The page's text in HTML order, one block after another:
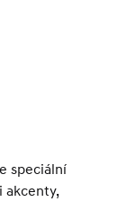
speciální
akcenty,